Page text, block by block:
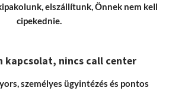
elszállítunk, Önnek nem kell
cipekednie.
kapcsolat, nincs call center
személyes ügyintézés és pontos